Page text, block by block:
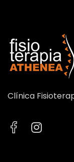
Clínica